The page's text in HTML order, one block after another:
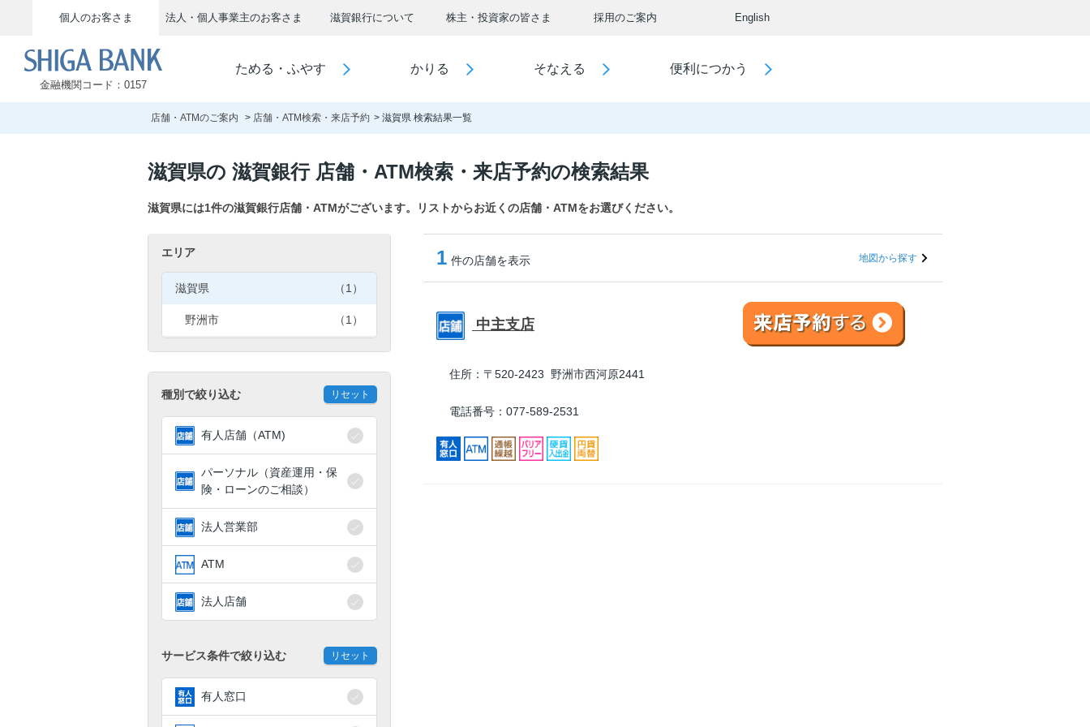
個人のお客さま 法人・個人事業主のお客さま 滋賀銀行について 株主・投資家の皆さま 採用のご案内 English
金融機関コード：0157
ためる・ふやす かりる そなえる 便利につかう
店舗・ATMのご案内 店舗・ATM検索・来店予約 滋賀県 検索結果一覧
滋賀県の 滋賀銀行 店舗・ATM検索・来店予約の検索結果
滋賀県には1件の滋賀銀行店舗・ATMがございます。リストからお近くの店舗・ATMをお選びください。
エリア
滋賀県 （1）
野洲市 （1）
種別で絞り込む リセット
有人店舗（ATM)
パーソナル（資産運用・保
険・ローンのご相談）
法人営業部
ATM
法人店舗
サービス条件で絞り込む リセット
有人窓口
1 件の店舗を表示 地図から探す
中主支店
住所： 〒520-2423 野洲市西河原2441
電話番号：077-589-2531